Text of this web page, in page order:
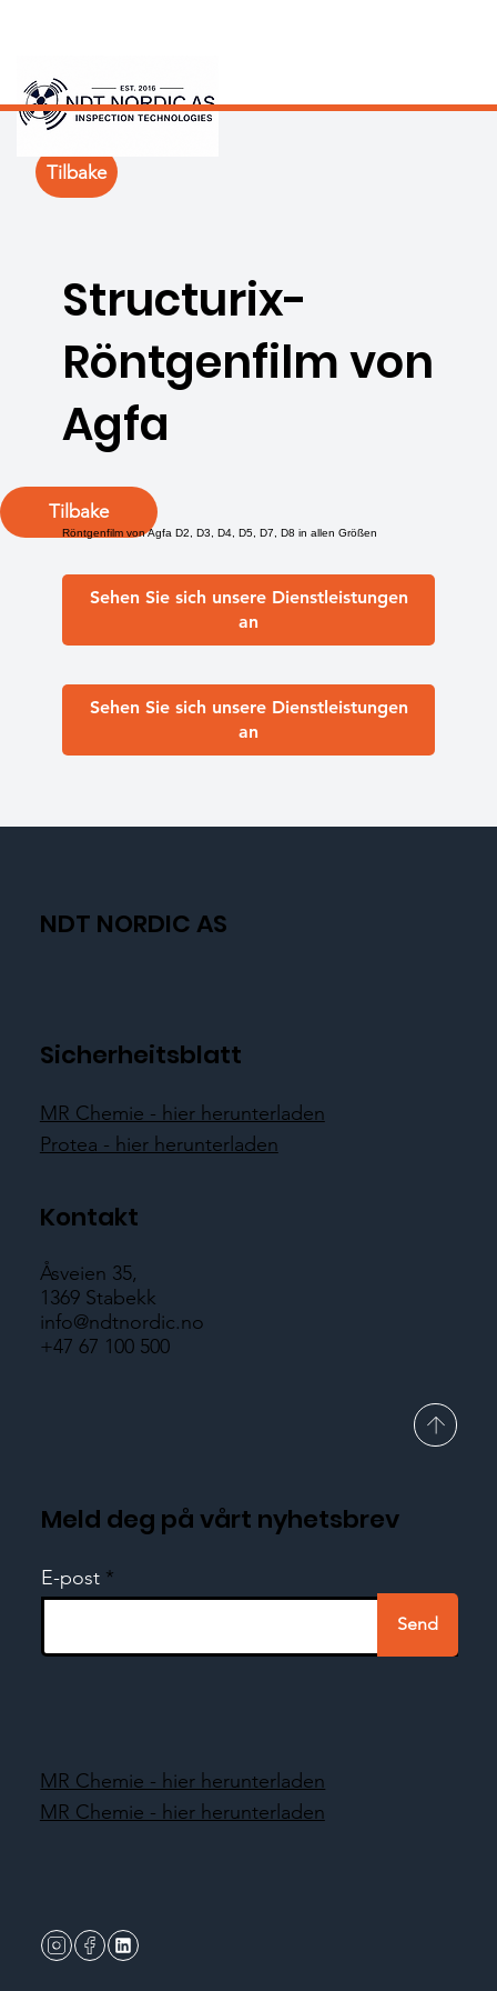
Tilbake
Structurix-
Röntgenfilm von
Agfa
Röntgenfilm von Agfa D2, D3, D4, D5, D7, D8 in allen Größen
Sehen Sie sich unsere Dienstleistungen
an
Sehen Sie sich unsere Dienstleistungen
an
Tilbake
NDT NORDIC AS
Sicherheitsblatt
MR Chemie - hier herunterladen
Protea - hier herunterladen
Kontakt
Åsveien 35,
1369 Stabekk
info@ndtnordic.no
+47 67 100 500
Meld deg på vårt nyhetsbrev
E-post
Send
MR Chemie - hier herunterladen
MR Chemie - hier herunterladen